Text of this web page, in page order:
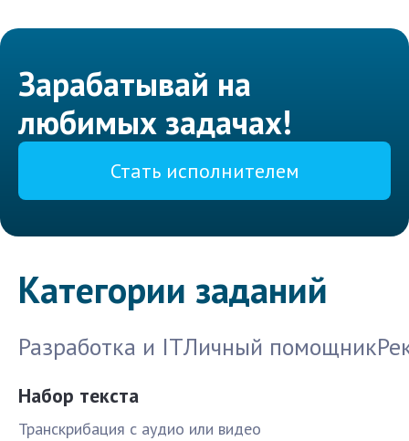
Зарабатывай на
любимых задачах!
Стать исполнителем
Категории заданий
Разработка и ITЛичный помощник
Набор текста
Транскрибация с аудио или видео